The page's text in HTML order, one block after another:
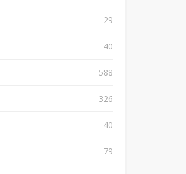
29
40
588
326
40
79